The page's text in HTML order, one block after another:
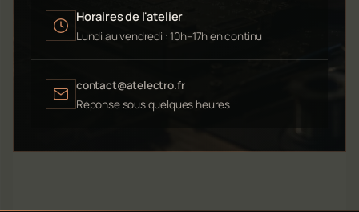
Horaires de l'atelier
Lundi au vendredi : 10h–17h en continu
contact@atelectro.fr
Réponse sous quelques heures